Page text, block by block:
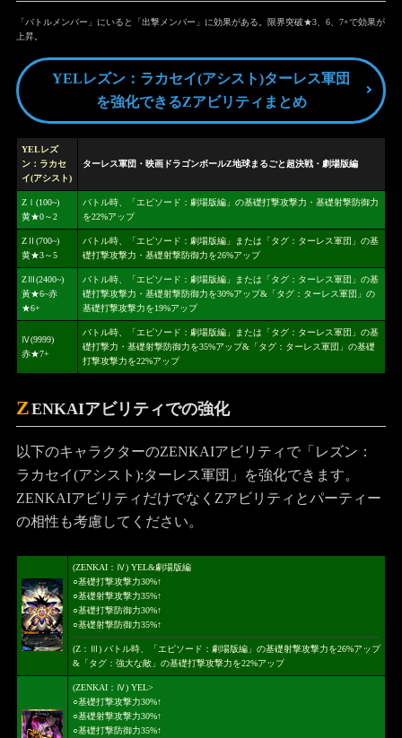
「バトルメンバー」にいると「出撃メンバー」に効果がある。限界突破★3、6、7+で効果が
上昇。
YELレズン：ラカセイ(アシスト)ターレス軍団
を強化できるZアビリティまとめ
YELレズ
ン：ラカセ
イ(アシスト)
ターレス軍団・映画ドラゴンボールZ地球まるごと超決戦・劇場版編
ZⅠ(100~)
黄★0～2
バトル時、「エピソード：劇場版編」の基礎打撃攻撃力・基礎射撃防御力
を22%アップ
ZⅡ(700~)
黄★3～5
バトル時、「エピソード：劇場版編」または「タグ：ターレス軍団」の基
礎打撃攻撃力・基礎射撃防御力を26%アップ
ZⅢ(2400~)
黃★6~赤
★6+
バトル時、「エピソード：劇場版編」または「タグ：ターレス軍団」の基
礎打撃攻撃力・基礎射撃防御力を30%アップ&「タグ：ターレス軍団」の
基礎打撃攻撃力を19%アップ
Ⅳ(9999)
赤★7+
バトル時、「エピソード：劇場版編」または「タグ：ターレス軍団」の基
礎打撃力・基礎射撃防御力を35%アップ&「タグ：ターレス軍団」の基礎
打撃攻撃力を22%アップ
ZENKAIアビリティでの強化
以下のキャラクターのZENKAIアビリティで「レズン：
ラカセイ(アシスト):ターレス軍団」を強化できます。
ZENKAIアビリティだけでなくZアビリティとパーティー
の相性も考慮してください。
(ZENKAI：Ⅳ) YEL&劇場版編
○基礎打撃攻撃力30%↑
○基礎射撃攻撃力35%↑
○基礎打撃防御力30%↑
○基礎射撃防御力35%↑
(Z：Ⅲ) バトル時、「エピソード：劇場版編」の基礎射撃攻撃力を26%アップ
&「タグ：強大な敵」の基礎打撃攻撃力を22%アップ
(ZENKAI：Ⅳ) YEL>
○基礎打撃攻撃力30%↑
○基礎射撃攻撃力30%↑
○基礎打撃防御力35%↑